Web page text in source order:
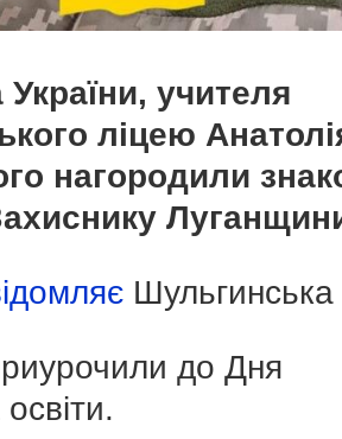
учителя
ліцею
нагородили
до Дня